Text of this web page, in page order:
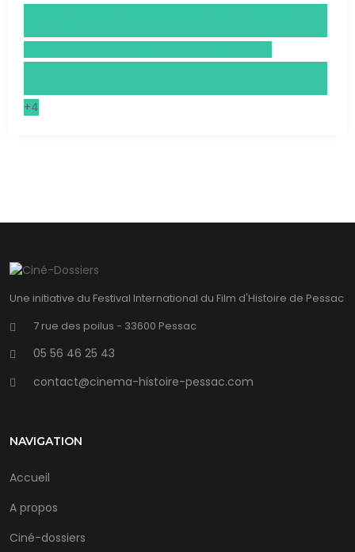
+4
Une initiative du Festival International du Film d'Histoire de Pessac
7 rue des poilus - 33600 Pessac
05 56 46 25 43
contact@cinema-histoire-pessac.com
NAVIGATION
Accueil
A propos
Ciné-dossiers